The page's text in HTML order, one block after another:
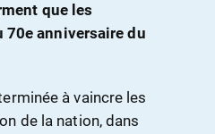
que les
70e anniversaire du
à vaincre les
de la nation, dans